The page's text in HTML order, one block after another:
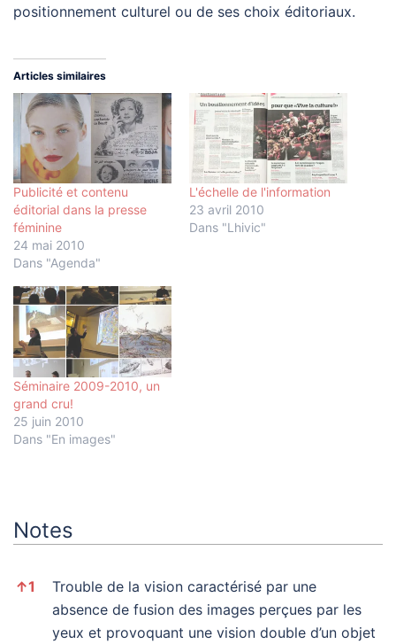
positionnement culturel ou de ses choix éditoriaux.
Articles similaires
Publicité et contenu
éditorial dans la presse
féminine
24 mai 2010
Dans "Agenda"
L'échelle de l'information
23 avril 2010
Dans "Lhivic"
Séminaire 2009-2010, un
grand cru!
25 juin 2010
Dans "En images"
Notes
↑1
Trouble de la vision caractérisé par une
absence de fusion des images perçues par les
yeux et provoquant une vision double d’un objet